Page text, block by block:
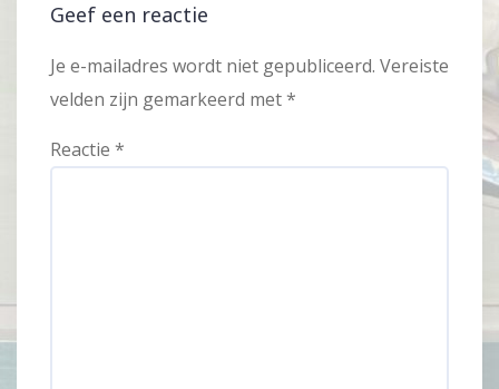
Geef een reactie
Je e-mailadres wordt niet gepubliceerd. Vereiste
velden zijn gemarkeerd met*
Reactie *